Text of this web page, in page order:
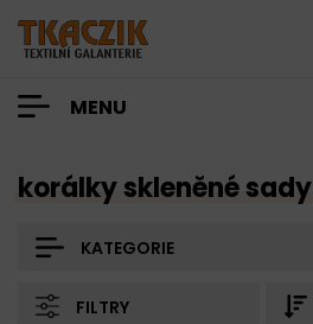
MENU
KATEGORIE
FILTRY
korálky skleněné sady